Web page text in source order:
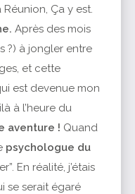
Ça y est.
Après des mois
?) à jongler entre
et cette
est devenue mon
à l’heure du
aventure ! Quand
psychologue du
En réalité, j’étais
se serait égaré